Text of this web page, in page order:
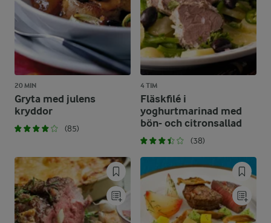
20 MIN
Gryta med julens
kryddor
(85)
4 TIM
Fläskfilé i
yoghurtmarinad med
bön- och citronsallad
(38)